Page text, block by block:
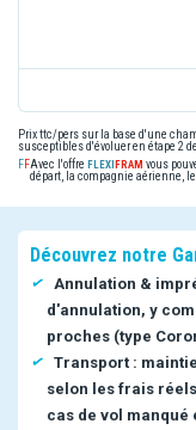
Prix ttc/pers sur la base d'une
susceptibles d'évoluer en étape 2
Avec l'offre
vous
départ, la compagnie aérienne,
Découvrez notre
Annulation &
d'annulation, y
proches (type
Transport :
selon les frais
cas de vol